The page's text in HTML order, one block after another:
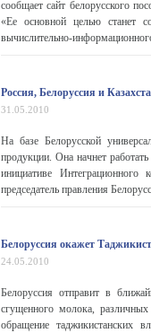
сообщает сайт белорусского
«Ее основной целью станет
вычислительно-
Россия, Белоруссия и
31.05.2010
На базе Белорусской
продукции. Она начнет
инициативе
председатель правления
Белоруссия окажет
24.05.2010
Белоруссия отправит в
сгущенного молока,
обращение таджикистанских